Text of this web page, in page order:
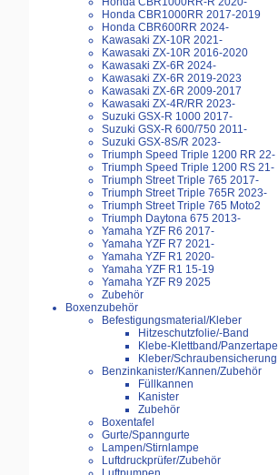
Honda CBR1000RR 2017-2019
Honda CBR600RR 2024-
Kawasaki ZX-10R 2021-
Kawasaki ZX-10R 2016-2020
Kawasaki ZX-6R 2024-
Kawasaki ZX-6R 2019-2023
Kawasaki ZX-6R 2009-2017
Kawasaki ZX-4R/RR 2023-
Suzuki GSX-R 1000 2017-
Suzuki GSX-R 600/750 2011-
Suzuki GSX-8S/R 2023-
Triumph Speed Triple 1200 RR 22-
Triumph Speed Triple 1200 RS 21-
Triumph Street Triple 765 2017-
Triumph Street Triple 765R 2023-
Triumph Street Triple 765 Moto2
Triumph Daytona 675 2013-
Yamaha YZF R6 2017-
Yamaha YZF R7 2021-
Yamaha YZF R1 2020-
Yamaha YZF R1 15-19
Yamaha YZF R9 2025
Zubehör
Boxenzubehör
Befestigungsmaterial/Kleber
Hitzeschutzfolie/-Band
Klebe-Klettband/Panzertape
Kleber/Schraubensicherung
Benzinkanister/Kannen/Zubehör
Füllkannen
Kanister
Zubehör
Boxentafel
Gurte/Spanngurte
Lampen/Stirnlampe
Luftdruckprüfer/Zubehör